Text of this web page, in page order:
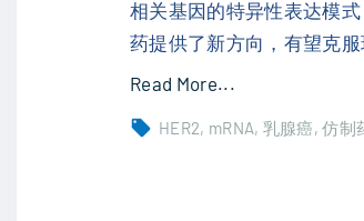
向
药
症
相关基因的特异性表达模
药提供了新方向，有望克服
Read More..."
HER2 mRNA 乳腺癌 仿制